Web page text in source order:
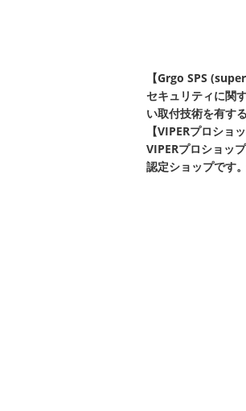
【Grgo SPS
セキュリティに関
い取付技術を有す
【VIPERプロショ
VIPERプロショッ
認定ショップです